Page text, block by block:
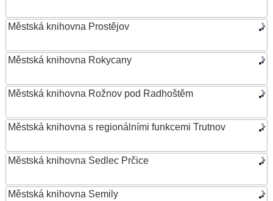
Městská knihovna Prostějov
Městská knihovna Rokycany
Městská knihovna Rožnov pod Radhoštěm
Městská knihovna s regionálními funkcemi Trutnov
Městská knihovna Sedlec Prčice
Městská knihovna Semily